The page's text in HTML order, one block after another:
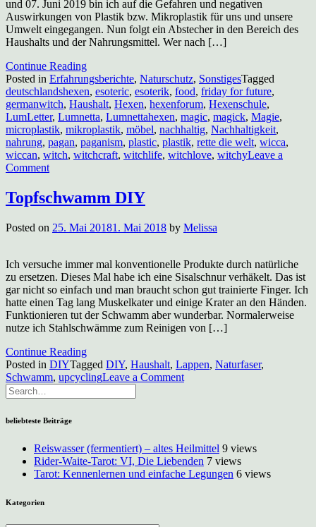
und 07. Juni 2019 bin ich auf die Gefahren und negativen
Auswirkungen von Plastik bzw. Mikroplastik für uns und unsere
Umwelt eingegangen. Nun folgt ein Abstecher in den Bereich des
Haushalts und der Nahrungsmittel. Wer nach […]
Continue Reading
Posted in Erfahrungsberichte, Naturschutz, SonstigesTagged
deutschlandshexen, esoteric, esoterik, food, friday for future,
germanwitch, Haushalt, Hexen, hexenforum, Hexenschule,
LumLetter, Lumnetta, Lumnettahexen, magic, magick, Magie,
microplastik, mikroplastik, möbel, nachhaltig, Nachhaltigkeit,
nahrung, pagan, paganism, plastic, plastik, rette die welt, wicca,
wiccan, witch, witchcraft, witchlife, witchlove, witchyLeave a
Commenton
die
Welt:
in
Nahrung
Topfschwamm DIY
Posted on 25. Mai 20181. Mai 2018 by Melissa
Ich versuche immer mal konventionelle Produkte durch natürliche
zu ersetzen. Dieses Mal habe ich eine Sisalschnur verhäkelt. Das ist
gar nicht so einfach und man braucht schon gut trainierte Finger. Ich
hatte einen Tag lang Muskelkater und einige Krater an den Händen.
Funktionieren tut der Schwamm aber wunderbar. Normalerweise
nutze ich Stahlschwämme zum Reinigen von […]
Continue Reading
Posted in DIYTagged DIY, Haushalt, Lappen, Naturfaser,
Schwamm, upcyclingLeave a Commenton
beliebteste Beiträge
Reiswasser (fermentiert) – altes Heilmittel 9 views
Rider-Waite-Tarot: VI, Die Liebenden 7 views
Tarot: Kennenlernen und einfache Legungen 6 views
Kategorien